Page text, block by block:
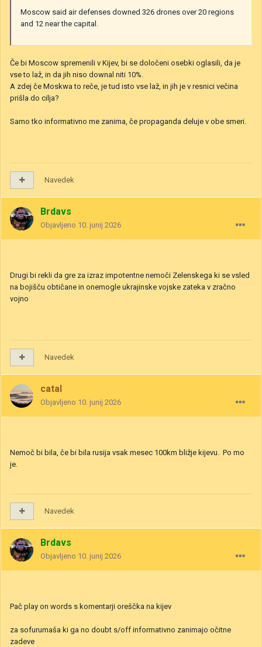
Moscow said air defenses downed 326 drones over 20 regions
and 12 near the capital.
Če bi Moscow spremenili v Kijev, bi se določeni osebki oglasili, da je
vse to laž, in da jih niso downal niti 10%.
A zdej če Moskwa to reče, je tud isto vse laž, in jih je v resnici večina
prišla do cilja?
Samo tko informativno me zanima, če propaganda deluje v obe smeri.
Navedek
Brdavs
Objavljeno 10. junij 2026
Drugi bi rekli da gre za izraz impotentne nemoči Zelenskega ki se vsled
na bojišču obtičane in onemogle ukrajinske vojske zateka v zračno
vojno
Navedek
catal
Objavljeno 10. junij 2026
Nemoč bi bila, če bi bila rusija vsak mesec 100km bližje kijevu. Po mo
je.
Navedek
Brdavs
Objavljeno 10. junij 2026
Pač play on words s komentarji oreščka na kijev
za sofurumaša ki ga no doubt s/off informativno zanimajo očitne
zadeve